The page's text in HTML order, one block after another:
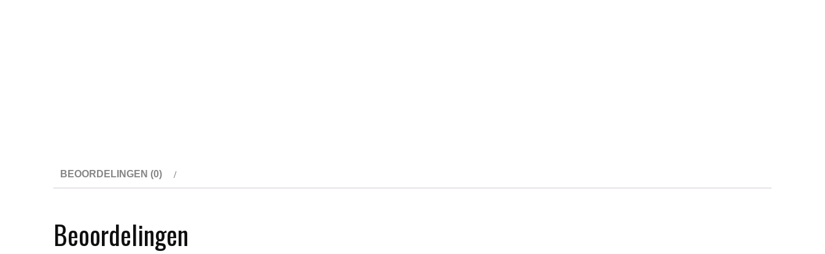
BEOORDELINGEN (0)
Beoordelingen